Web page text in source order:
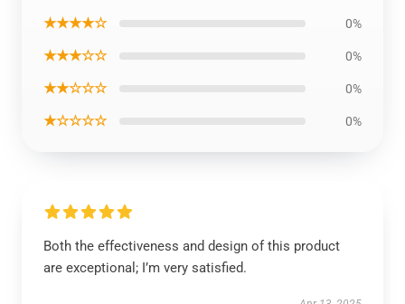
★★★★☆ 0%
★★★☆☆ 0%
★★☆☆☆ 0%
★☆☆☆☆ 0%
Both the effectiveness and design of this product
are exceptional; I’m very satisfied.